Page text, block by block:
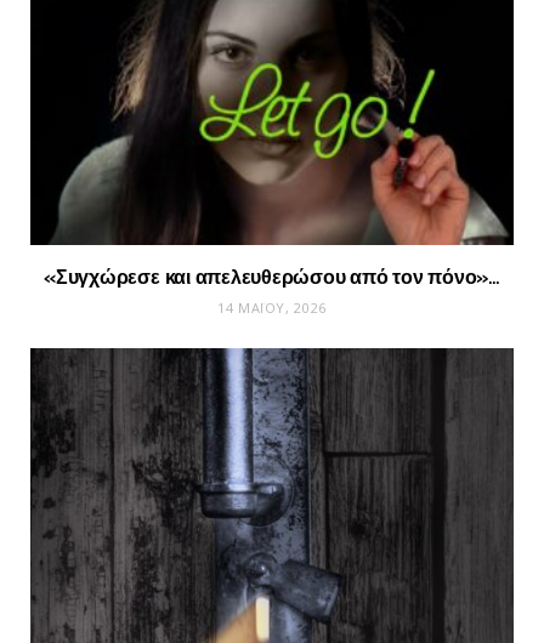
«Συγχώρεσε και απελευθερώσου από τον πόνο»…
14 ΜΑΪ́ΟΥ, 2026